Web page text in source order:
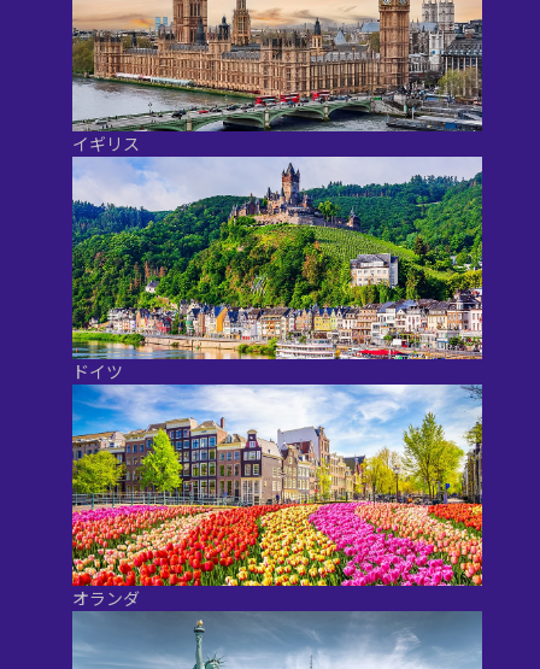
イギリス
ドイツ
オランダ